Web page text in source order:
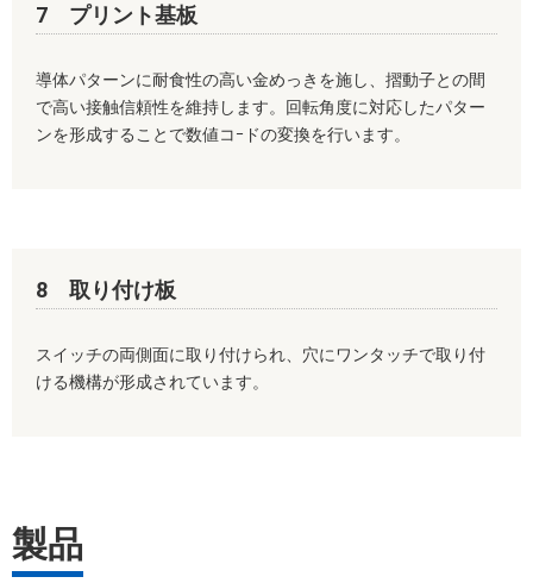
7 プリント基板
導体パターンに耐食性の高い金めっきを施し、摺動子との間
で高い接触信頼性を維持します。回転角度に対応したパター
ンを形成することで数値コｰドの変換を行います。
8 取り付け板
スイッチの両側面に取り付けられ、穴にワンタッチで取り付
ける機構が形成されています。
製品